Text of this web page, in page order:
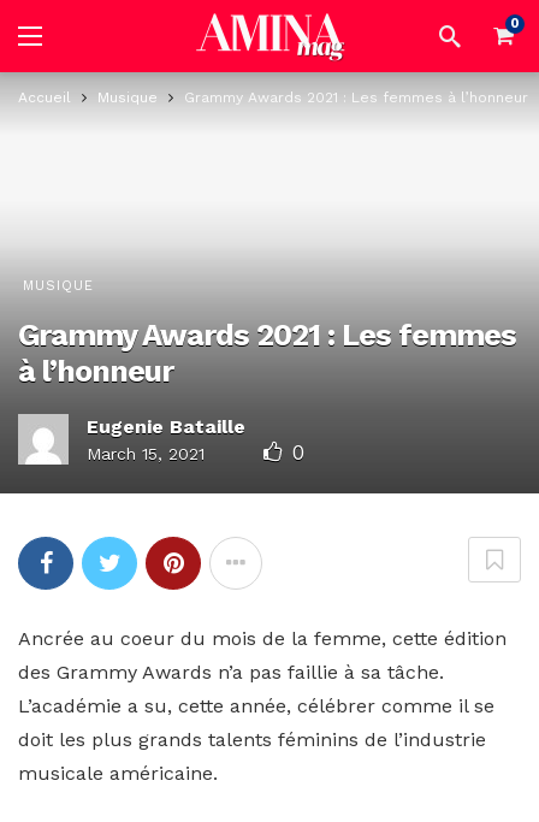
0
Accueil Musique Grammy Awards 2021 : Les femmes à l’honneur
MUSIQUE
Grammy Awards 2021 : Les femmes
à l’honneur
Eugenie Bataille
March 15, 2021 0
Ancrée au coeur du mois de la femme, cette édition
des Grammy Awards n’a pas faillie à sa tâche.
L’académie a su, cette année, célébrer comme il se
doit les plus grands talents féminins de l’industrie
musicale américaine.